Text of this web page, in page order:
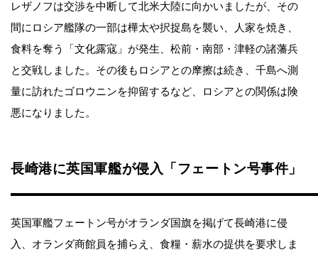
レザノフは交渉を中断して北米大陸に向かいましたが、その
間にロシア艦隊の一部は樺太や択捉島を襲い、人家を焼き、
食料を奪う「文化露寇」が発生、松前・南部・津軽の諸藩兵
と交戦しました。その後もロシアとの摩擦は続き、千島へ測
量に訪れたゴロウニンを抑留するなど、ロシアとの関係は険
悪になりました。
長崎港に英国軍艦が侵入「フェートン号事件」
英国軍艦フェートン号がオランダ国旗を掲げて長崎港に侵
入、オランダ商館員を捕らえ、食糧・薪水の提供を要求しま